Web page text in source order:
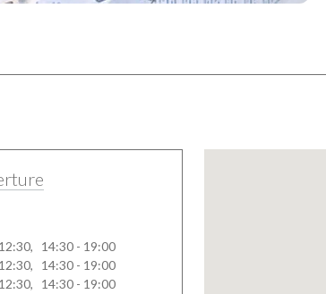
14:30 - 19:00
14:30 - 19:00
14:30 - 19:00